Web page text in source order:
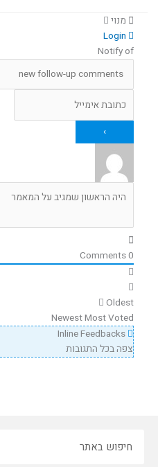
מנוי
Notify of
0
Oldest
NewestMost Voted
צפה בכל התגובות